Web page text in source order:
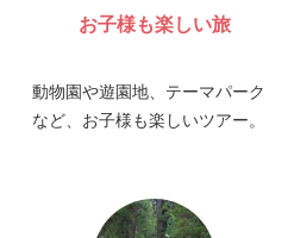
お子様も楽しい旅
動物園や遊園地、テーマパーク
など、お子様も楽しいツアー。